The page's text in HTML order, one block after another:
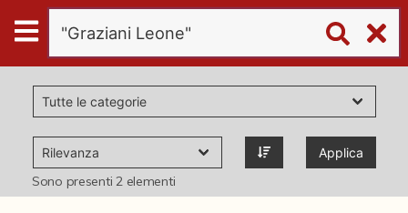
Digital
Humanities
Donazioni
Pubblicazioni Applica
Sono presenti2 elementi